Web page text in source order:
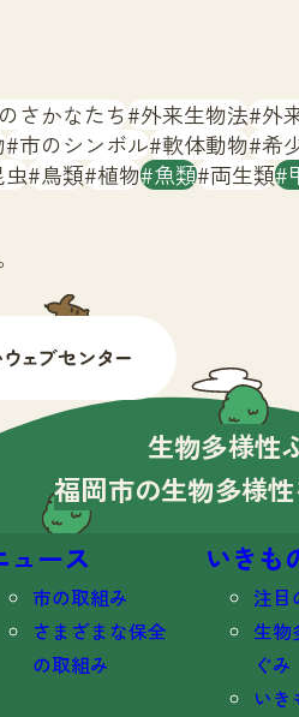
さかなたち 外来生物法 外
市のシンボル 軟体動物 希
虫 鳥類 植物 魚類 両生類
生物多様性
福岡市の生物多様
ュース
市の取組み
さまざまな保全
の取組み
いきも
注目
生物
ぐみ
いき